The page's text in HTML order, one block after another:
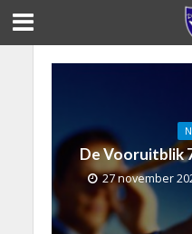
De Vooruitblik
27 november